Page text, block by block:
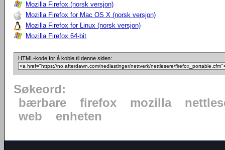
Mozilla Firefox (norsk versjon)
Mozilla Firefox for Mac OS X (norsk versjon)
Mozilla Firefox for Linux (norsk versjon)
Mozilla Firefox 64-bit
HTML-kode for å koble til denne siden:
Søkeord:
bærbare
firefox mozilla
web
enheten